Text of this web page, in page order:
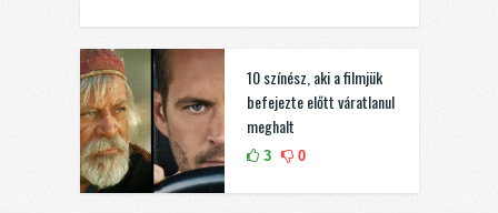
10 színész, aki a filmjük
befejezte előtt váratlanul
meghalt
3 0